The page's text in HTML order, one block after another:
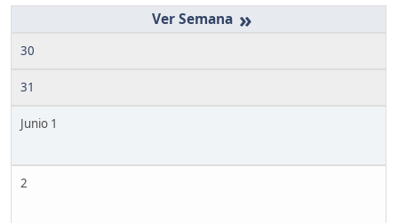
»
30
31
Junio 1
2